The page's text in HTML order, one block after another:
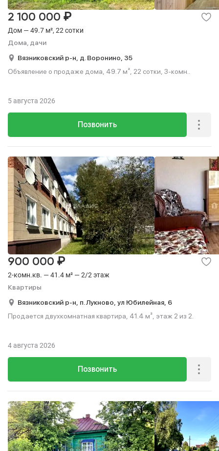
Дом — 49.7 м², 22 сотки
Дома, дачи
2 100 000 ₽
Вязниковский р-н, д. Воронино, 35
Объявление о продаже дома, 49.7 м², 22 сотки, 3-комн..
Позвонить
5 августа 2026
2-комн.кв. — 41.4 м² — 2/2 этаж
Квартиры
900 000 ₽
Вязниковский р-н, п. Лукново, ул Юбилейная, 6
Продается двухкомнатная квартира, 41.4 м², этаж 2 из 2.
Позвонить
4 августа 2026